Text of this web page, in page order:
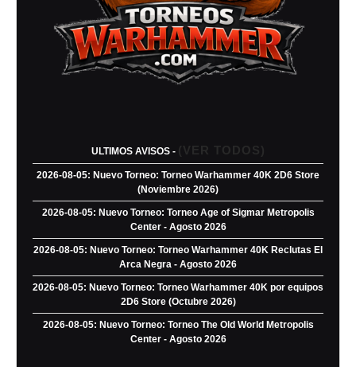
ULTIMOS AVISOS - (VER TODOS)
2026-08-05: Nuevo Torneo: Torneo Warhammer 40K 2D6 Store
(Noviembre 2026)
2026-08-05: Nuevo Torneo: Torneo Age of Sigmar Metropolis
Center - Agosto 2026
2026-08-05: Nuevo Torneo: Torneo Warhammer 40K Reclutas El
Arca Negra - Agosto 2026
2026-08-05: Nuevo Torneo: Torneo Warhammer 40K por equipos
2D6 Store (Octubre 2026)
2026-08-05: Nuevo Torneo: Torneo The Old World Metropolis
Center - Agosto 2026